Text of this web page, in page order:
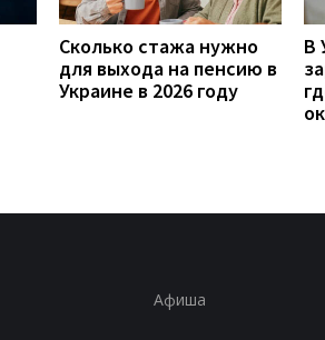
Сколько стажа нужно
для выхода на пенсию в
Украине в 2026 году
В
Афиша